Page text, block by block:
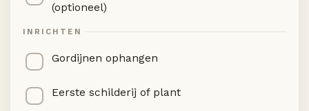
(optioneel)
INRICHTEN
Gordijnen ophangen
Eerste schilderij of plant